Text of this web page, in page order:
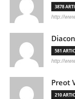
3878
http://
581
http://
Preot
210